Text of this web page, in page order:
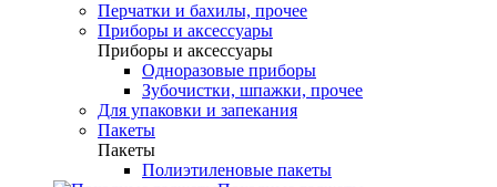
Перчатки и бахилы, прочее
Приборы и аксессуары
Приборы и аксессуары
Одноразовые приборы
Зубочистки, шпажки, прочее
Для упаковки и запекания
Пакеты
Пакеты
Полиэтиленовые пакеты